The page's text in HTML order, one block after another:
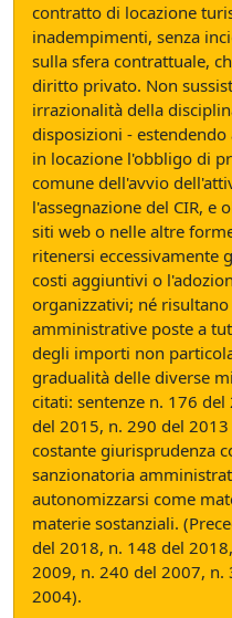
contratto di locazione
inadempimenti, senza
sulla sfera contrattuale,
diritto privato. Non
irrazionalità della
disposizioni -
in locazione l'obbligo di
comune dell'avvio
l'assegnazione del CIR, e
siti web o nelle altre
ritenersi eccessivamente
costi aggiuntivi o
organizzativi; né
amministrative poste a
degli importi non
gradualità delle diverse
citati: sentenze n. 176
del 2015, n. 290 del
costante giurisprudenza
sanzionatoria
autonomizzarsi come
materie sostanziali.
del 2018, n. 148 del
2009, n. 240 del 2007, n.
2004).